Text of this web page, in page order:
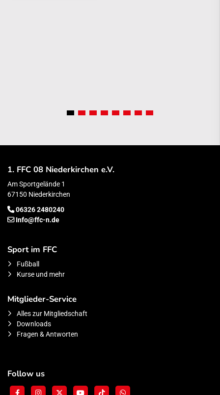
1. FFC 08 Niederkirchen e.V.
Am Sportgelände 1
67150 Niederkirchen
06326 2480240
Info@ffc-n.de
Sport im FFC
Fußball
Kurse und mehr
Mitglieder-Service
Alles zur Mitgliedschaft
Downloads
Fragen & Antworten
Follow us